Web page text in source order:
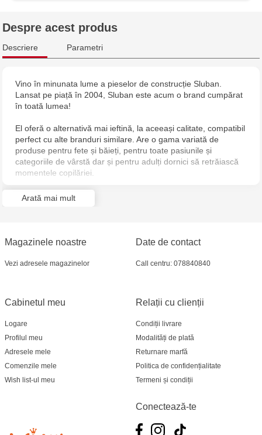
Multistore Centru - bd. Cantemir, 6
Jucărenia Cahul - str. Ștefan cel Mare, 29А
Multistore Telecentru - str. N. Testemițanu
Multistore Soroca - bd. Ștefan cel Mare, 110
Despre acest produs
Descriere Parametri
Vino în minunata lume a pieselor de construcție Sluban.
Lansat pe piață în 2004, Sluban este acum o brand cumpărat
în toată lumea!
El oferă o alternativă mai ieftină, la aceeași calitate, compatibil
perfect cu alte branduri similare. Are o gama variată de
produse pentru fete și băieți, pentru toate pasiunile și
categoriile de vârstă dar și pentru adulți dornici să retrăiască
momentele copilăriei.
Ia-ți prietenii și construiește o întreagă lume, ai nevoie doar de
Arată mai mult
Magazinele noastre
Vezi adresele magazinelor
Relații cu clienții
Condiții livrare
Modalități de plată
Returnare marfă
Politica de confidențialitate
Termeni și condiții
Cabinetul meu
Logare
Profilul meu
Adresele mele
Comenzile mele
Wish list-ul meu
Date de contact
Call centru: 078840840
Conectează-te